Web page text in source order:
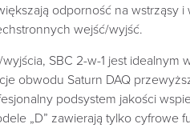
odporność na
wejść/wyjść.
SBC 2-w-1 jest
obwodu Saturn DAQ
podsystem jakości
„D” zawierają tylko cyfrowe